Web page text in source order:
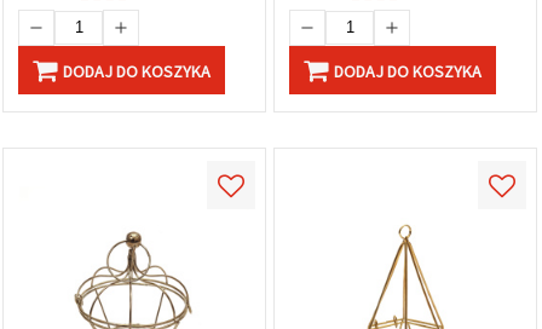
DODAJ DO KOSZYKA DODAJ DO KOSZYKA